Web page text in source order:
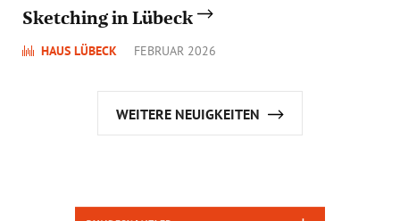
Sketching in Lübeck
HAUS LÜBECK FEBRUAR 2026
WEITERE NEUIGKEITEN